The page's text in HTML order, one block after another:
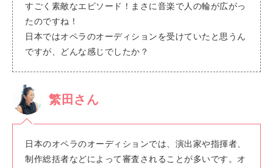
すごく素敵なエピソード！まさに音楽で人の輪が広がっ
たのですね！
日本ではオペラのオーディションを受けていたと思うん
ですが、どんな感じでしたか？
繁田さん
日本のオペラのオーディションでは、演出家や指揮者、
制作総括者などによって審査されることが多いです。オ